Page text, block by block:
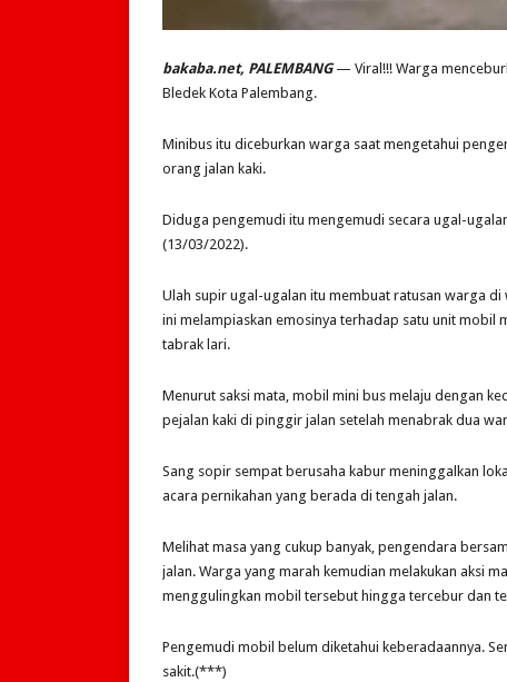
bakaba.net, PALEMBANG — Viral!!! Warga
Bledek Kota Palembang.
Minibus itu diceburkan warga saat mengetahui
orang jalan kaki.
Diduga pengemudi itu mengemudi secara ugal-
(13/03/2022).
Ulah supir ugal-ugalan itu membuat ratusan warga di
ini melampiaskan emosinya terhadap satu unit mobil
tabrak lari.
Menurut saksi mata, mobil mini bus melaju dengan
pejalan kaki di pinggir jalan setelah menabrak dua
Sang sopir sempat berusaha kabur meninggalkan
acara pernikahan yang berada di tengah jalan.
Melihat masa yang cukup banyak, pengendara
jalan. Warga yang marah kemudian melakukan aksi
menggulingkan mobil tersebut hingga tercebur dan
Pengemudi mobil belum diketahui keberadaannya.
sakit.(***)